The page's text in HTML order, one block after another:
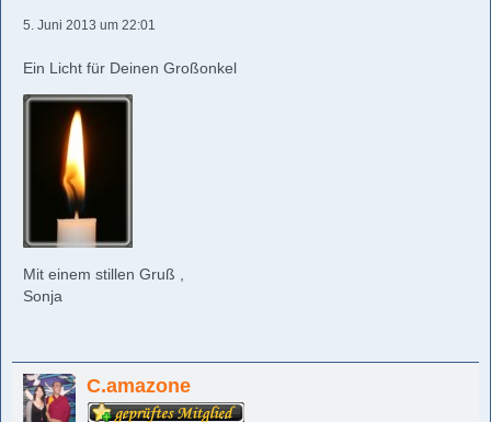
5. Juni 2013 um 22:01
Ein Licht für Deinen Großonkel
Mit einem stillen Gruß ,
Sonja
C.amazone